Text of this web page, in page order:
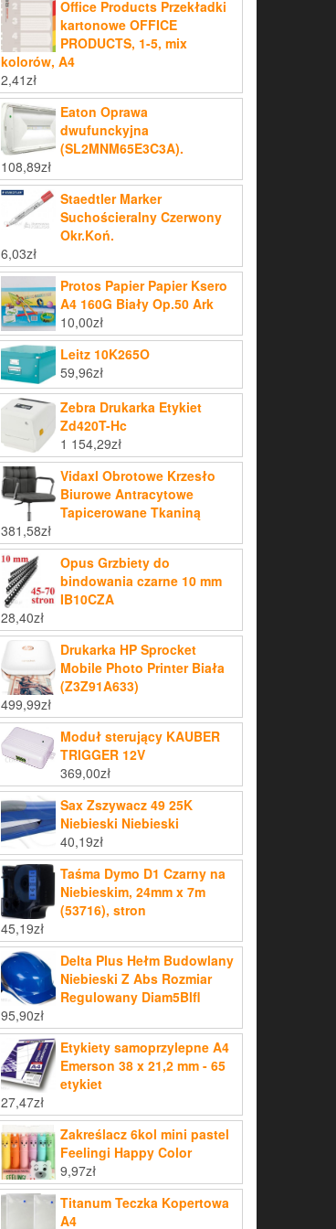
Office Products Przekładki
kartonowe OFFICE
PRODUCTS, 1-5, mix
kolorów, A4
2,41zł
Eaton Oprawa
dwufunckyjna
(SL2MNM65E3C3A).
108,89zł
Staedtler Marker
Suchościeralny Czerwony
Okr.Koń.
6,03zł
Protos Papier Papier Ksero
A4 160G Biały Op.50 Ark
10,00zł
Leitz 10K265O
59,96zł
Zebra Drukarka Etykiet
Zd420T-Hc
1 154,29zł
Vidaxl Obrotowe Krzesło
Biurowe Antracytowe
Tapicerowane Tkaniną
381,58zł
Opus Grzbiety do
bindowania czarne 10 mm
IB10CZA
28,40zł
Drukarka HP Sprocket
Mobile Photo Printer Biała
(Z3Z91A633)
499,99zł
Moduł sterujący KAUBER
TRIGGER 12V
369,00zł
Sax Zszywacz 49 25K
Niebieski Niebieski
40,19zł
Taśma Dymo D1 Czarny na
Niebieskim, 24mm x 7m
(53716), stron
45,19zł
Delta Plus Hełm Budowlany
Niebieski Z Abs Rozmiar
Regulowany Diam5Blfl
95,90zł
Etykiety samoprzylepne A4
Emerson 38 x 21,2 mm - 65
etykiet
27,47zł
Zakreślacz 6kol mini pastel
Feelingi Happy Color
9,97zł
Titanum Teczka Kopertowa
A4